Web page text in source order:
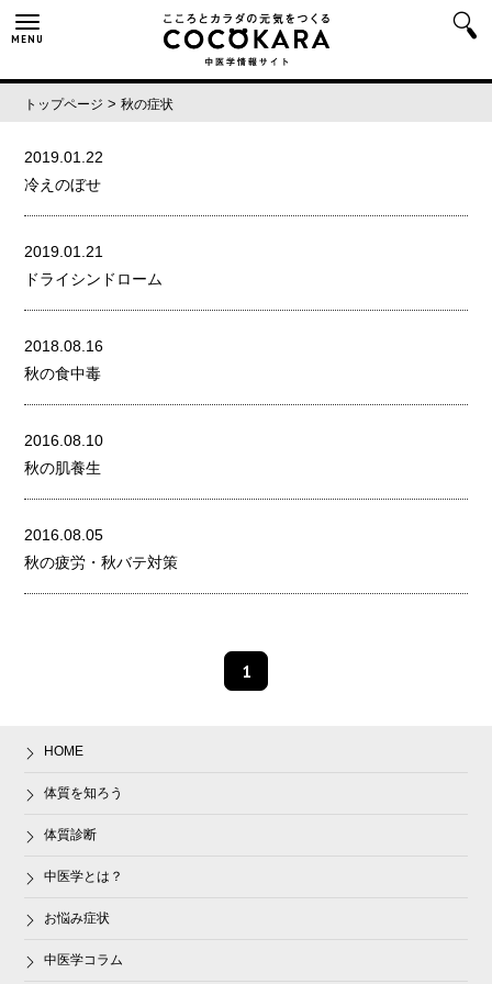
MENU
トップページ >秋の症状
2019.01.22
冷えのぼせ
2019.01.21
ドライシンドローム
2018.08.16
秋の食中毒
2016.08.10
秋の肌養生
2016.08.05
秋の疲労・秋バテ対策
1
HOME
体質を知ろう
体質診断
中医学とは？
お悩み症状
中医学コラム